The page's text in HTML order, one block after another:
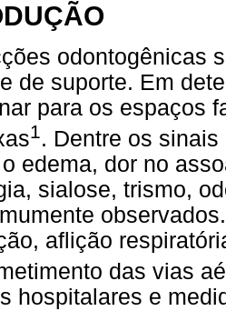
odontogênicas
de suporte. Em
para os espaços
1 . Dentre os
edema, dor no
sialose, trismo,
aflição
das vias
hospitalares e